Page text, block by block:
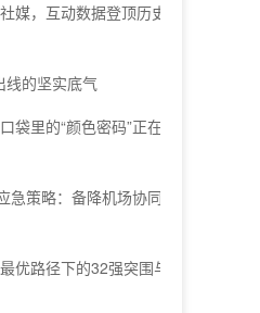
媒，互动数据登顶历史之
线的坚实底气
里的“颜色密码”正在悄
策略：备降机场协同与
优路径下的32强突围与